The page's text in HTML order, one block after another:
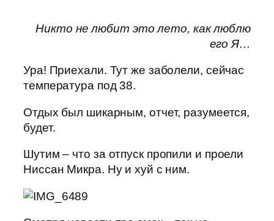
Никто не любит это лето, как люблю
его Я…
Ура! Приехали. Тут же заболели, сейчас
температура под 38.
Отдых был шикарным, отчет, разумеется,
будет.
Шутим – что за отпуск пропили и проели
Ниссан Микра. Ну и хуй с ним.